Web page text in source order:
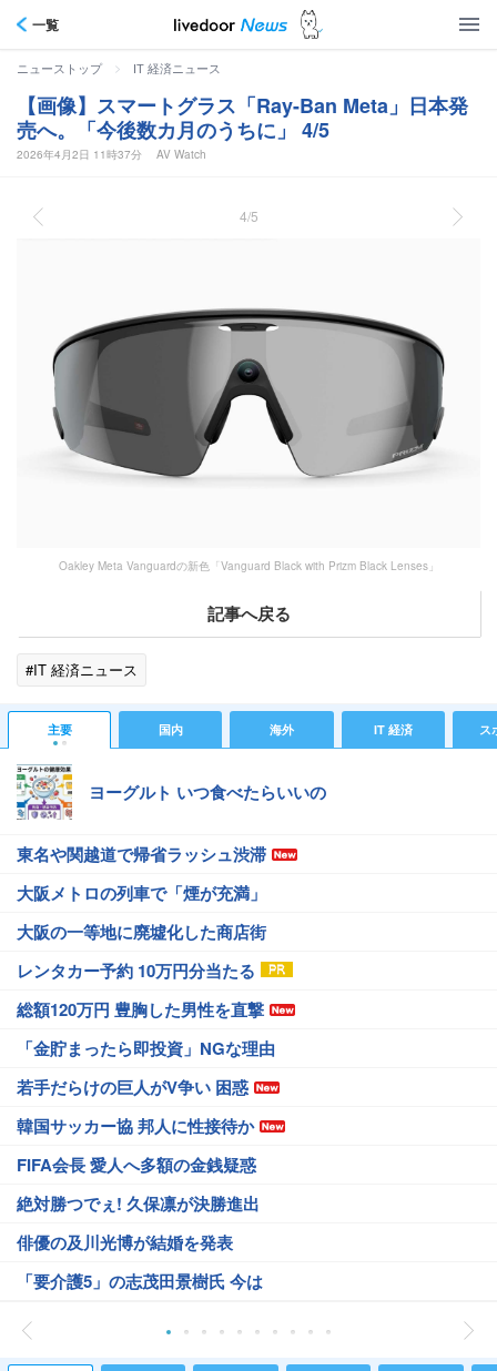
一覧
ニューストップ > IT 経済ニュース
【画像】スマートグラス「Ray-Ban Meta」日本発
売へ。「今後数カ月のうちに」 4/5
2026年4月2日 11時37分 AV Watch
4/5
Oakley Meta Vanguardの新色「Vanguard Black with Prizm Black Lenses」
記事へ戻る
#IT 経済ニュース
主要 国内 海外 IT 経済 ス
ヨーグルト いつ食べたらいいの
東名や関越道で帰省ラッシュ渋滞
大阪メトロの列車で「煙が充満」
大阪の一等地に廃墟化した商店街
レンタカー予約 10万円分当たる
総額120万円 豊胸した男性を直撃
「金貯まったら即投資」NGな理由
若手だらけの巨人がV争い 困惑
韓国サッカー協 邦人に性接待か
FIFA会長 愛人へ多額の金銭疑惑
絶対勝つでぇ! 久保凛が決勝進出
俳優の及川光博が結婚を発表
「要介護5」の志茂田景樹氏 今は